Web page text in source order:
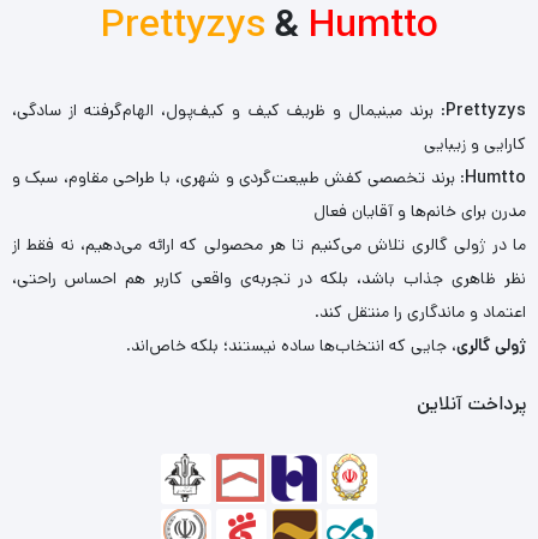
Prettyzys& Humtto
Prettyzys: برند مینیمال و ظریف کیف و کیف‌پول، الهام‌گرفته از سادگی،
کارایی و زیبایی
Humtto: برند تخصصی کفش طبیعت‌گردی و شهری، با طراحی مقاوم، سبک و
مدرن برای خانم‌ها و آقایان فعال
ما در ژولی گالری تلاش می‌کنیم تا هر محصولی که ارائه می‌دهیم، نه فقط از
نظر ظاهری جذاب باشد، بلکه در تجربه‌ی واقعی کاربر هم احساس راحتی،
اعتماد و ماندگاری را منتقل کند.
ژولی گالری، جایی که انتخاب‌ها ساده نیستند؛ بلکه خاص‌اند.
پرداخت آنلاین